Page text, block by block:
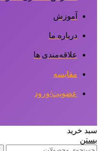
آموزش
درباره ما
علاقه‌مندی ها
مقایسه
عضویت/ورود
سبد خرید
بستن